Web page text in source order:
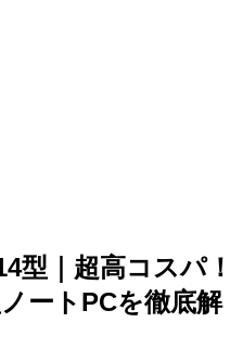
型｜超高コスパ！
ートPCを徹底解